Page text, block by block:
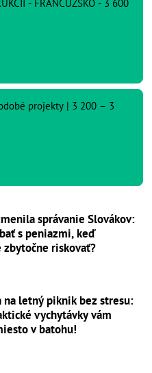
- FRANCÚZSKO - 3 600
projekty | 3 200 – 3
správanie Slovákov:
s peniazmi, keď
zbytočne riskovať?
na letný piknik bez stresu:
vychytávky vám
v batohu!